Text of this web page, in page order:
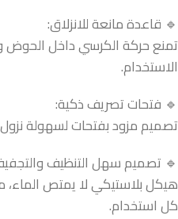
🔹 قاعدة مانعة للانزلاق:
تمنع حركة الكرسي داخل الحوض
الاستخدام.
🔹 فتحات تصريف ذكية:
تصميم مزود بفتحات لسهولة
🔹 تصميم سهل التنظيف
هيكل بلاستيكي لا يمتص
كل استخدام.